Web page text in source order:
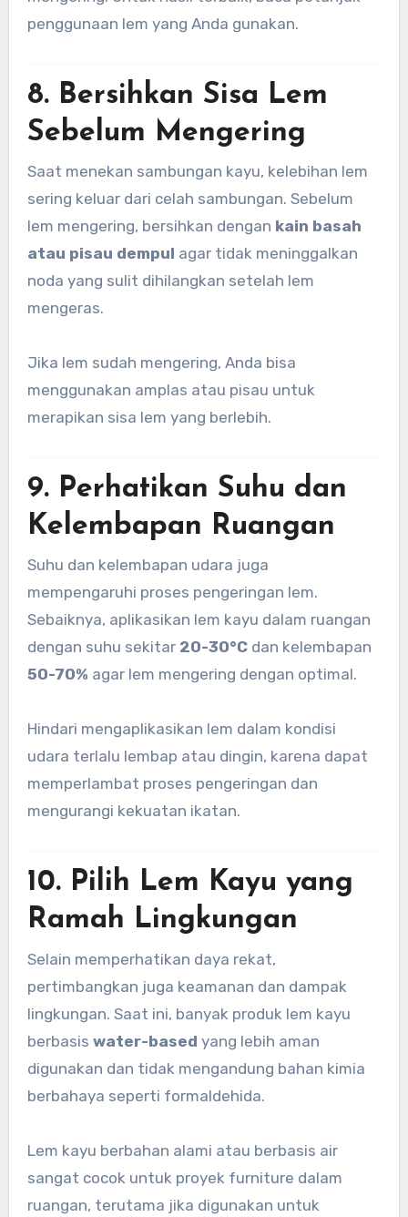
penggunaan lem yang Anda gunakan.
8. Bersihkan Sisa Lem
Sebelum Mengering
Saat menekan sambungan kayu, kelebihan lem
sering keluar dari celah sambungan. Sebelum
lem mengering, bersihkan dengan kain basah
atau pisau dempul agar tidak meninggalkan
noda yang sulit dihilangkan setelah lem
mengeras.
Jika lem sudah mengering, Anda bisa
menggunakan amplas atau pisau untuk
merapikan sisa lem yang berlebih.
9. Perhatikan Suhu dan
Kelembapan Ruangan
Suhu dan kelembapan udara juga
mempengaruhi proses pengeringan lem.
Sebaiknya, aplikasikan lem kayu dalam ruangan
dengan suhu sekitar 20-30°Cdan kelembapan
50-70% agar lem mengering dengan optimal.
Hindari mengaplikasikan lem dalam kondisi
udara terlalu lembap atau dingin, karena dapat
memperlambat proses pengeringan dan
mengurangi kekuatan ikatan.
10. Pilih Lem Kayu yang
Ramah Lingkungan
Selain memperhatikan daya rekat,
pertimbangkan juga keamanan dan dampak
lingkungan. Saat ini, banyak produk lem kayu
berbasis water-based yang lebih aman
digunakan dan tidak mengandung bahan kimia
berbahaya seperti formaldehida.
Lem kayu berbahan alami atau berbasis air
sangat cocok untuk proyek furniture dalam
ruangan, terutama jika digunakan untuk